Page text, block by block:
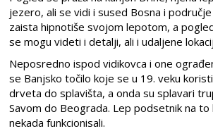
jezero, ali se vidi i sused Bosna i
zaista hipnotiše svojom lepotom, a
se mogu videti i detalji, ali i udaljene
Neposredno ispod vidikovca i one
se Banjsko točilo koje se u 19. veku
drveta do splavišta, a onda su splavari
Savom do Beograda. Lep podsetnik na to
nekada funkcionisali.